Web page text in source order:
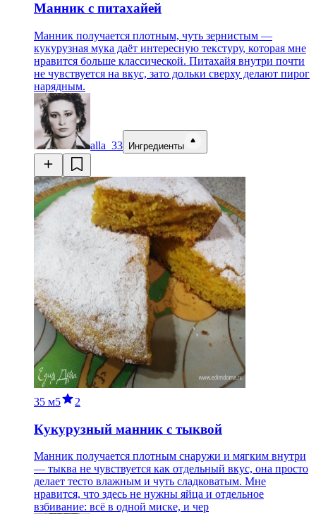
Манник с питахайей
Манник получается плотным, чуть зернистым —
кукурузная мука даёт интересную текстуру, которая мне
нравится больше классической. Питахайя внутри почти
не чувствуется на вкус, зато дольки сверху делают пирог
нарядным.
alla_33 Ингредиенты
35 м5 2
Кукурузный манник с тыквой
Манник получается плотным снаружи и мягким внутри
— тыква не чувствуется как отдельный вкус, она просто
делает тесто влажным и чуть сладковатым. Мне
нравится, что здесь не нужны яйца и отдельное
взбивание: всё в одной миске, и чер